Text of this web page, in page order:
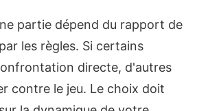
partie dépend du rapport de
les règles. Si certains
directe, d'autres
contre le jeu. Le choix doit